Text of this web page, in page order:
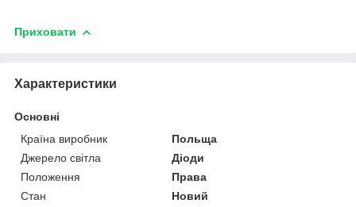
Приховати
Характеристики
Основні
Країна виробник
Польща
Джерело світла
Діоди
Положення
Права
Стан
Новий